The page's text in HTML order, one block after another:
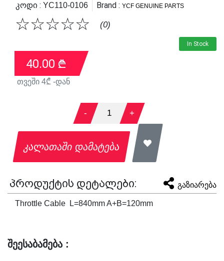
Კოდი : YC110-0106 Brand : YCF GENUINE PARTS
☆
☆
☆
☆
☆ (0)
In Stock
40.00 ₾
თვეში 4₾ -დან
- 1 +
კალათაში დამატება
პროდუქტის დეტალები: გაზიარება
Throttle Cable L=840mm A+B=120mm
შეესაბამება :